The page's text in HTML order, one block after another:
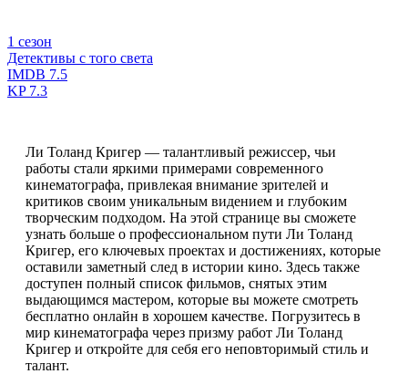
1 сезон
Детективы с того света
IMDB 7.5
KP7.3
Ли Толанд Кригер — талантливый режиссер, чьи
работы стали яркими примерами современного
кинематографа, привлекая внимание зрителей и
критиков своим уникальным видением и глубоким
творческим подходом. На этой странице вы сможете
узнать больше о профессиональном пути Ли Толанд
Кригер, его ключевых проектах и достижениях, которые
оставили заметный след в истории кино. Здесь также
доступен полный список фильмов, снятых этим
выдающимся мастером, которые вы можете смотреть
бесплатно онлайн в хорошем качестве. Погрузитесь в
мир кинематографа через призму работ Ли Толанд
Кригер и откройте для себя его неповторимый стиль и
талант.